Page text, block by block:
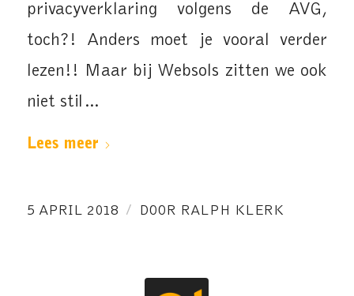
privacyverklaring volgens de AVG,
toch?! Anders moet je vooral verder
lezen!! Maar bij Websols zitten we ook
niet stil…
Lees meer
5 APRIL 2018 / DOOR RALPH KLERK